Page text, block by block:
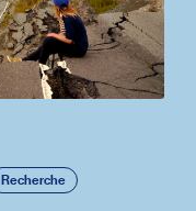
Recherche